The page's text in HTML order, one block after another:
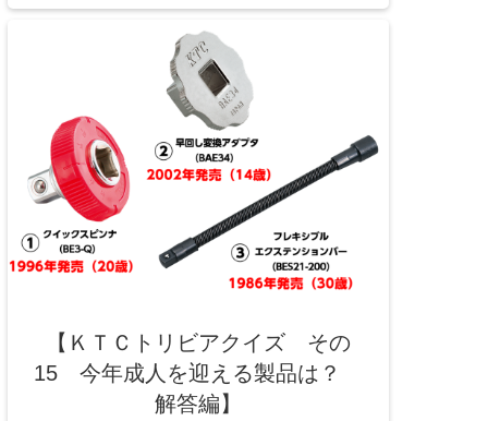
【ＫＴＣトリビアクイズ その
15 今年成人を迎える製品は？
解答編】